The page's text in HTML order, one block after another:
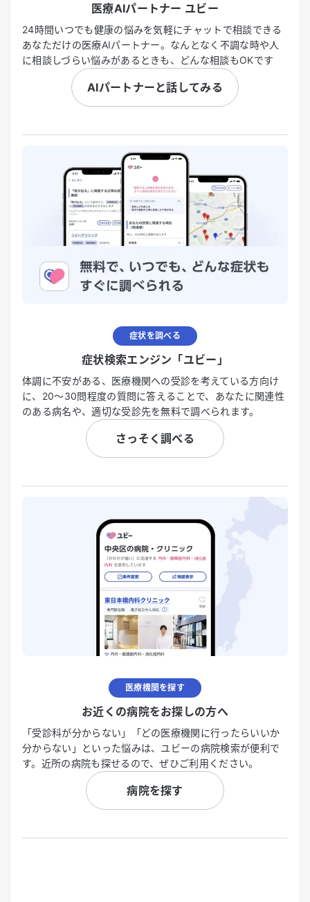
医療AIパートナー ユビー
24時間いつでも健康の悩みを気軽にチャットで相談できる
あなただけの医療AIパートナー。なんとなく不調な時や人
に相談しづらい悩みがあるときも、どんな相談もOKです
AIパートナーと話してみる
症状を調べる
症状検索エンジン「ユビー」
体調に不安がある、医療機関への受診を考えている方向け
に、20〜30問程度の質問に答えることで、あなたに関連性
のある病名や、適切な受診先を無料で調べられます。
さっそく調べる
医療機関を探す
お近くの病院をお探しの方へ
「受診科が分からない」「どの医療機関に行ったらいいか
分からない」といった悩みは、ユビーの病院検索が便利で
す。近所の病院も探せるので、ぜひご利用ください。
病院を探す